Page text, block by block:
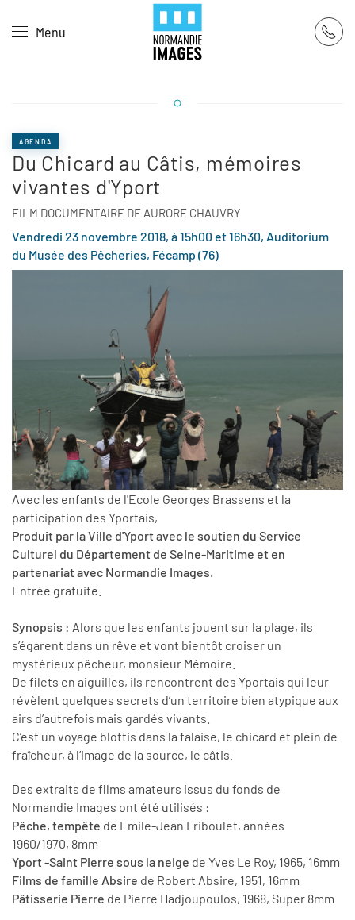
Skip to main content
Menu
AGENDA
Du Chicard au Câtis, mémoires
vivantes d'Yport
FILM DOCUMENTAIRE DE AURORE CHAUVRY
Vendredi 23 novembre 2018, à 15h00 et 16h30, Auditorium
du Musée des Pêcheries, Fécamp (76)
Avec les enfants de l'Ecole Georges Brassens et la
participation des Yportais,
Produit par la Ville d'Yport avec le soutien du Service
Culturel du Département de Seine-Maritime et en
partenariat avec Normandie Images.
Entrée gratuite.
Synopsis : Alors que les enfants jouent sur la plage, ils
s’égarent dans un rêve et vont bientôt croiser un
mystérieux pêcheur, monsieur Mémoire.
De filets en aiguilles, ils rencontrent des Yportais qui leur
révèlent quelques secrets d’un territoire bien atypique aux
airs d’autrefois mais gardés vivants.
C’est un voyage blottis dans la falaise, le chicard et plein de
fraîcheur, à l’image de la source, le câtis.
Des extraits de films amateurs issus du fonds de
Normandie Images ont été utilisés :
Pêche, tempête de Emile-Jean Friboulet, années
1960/1970, 8mm
Yport -Saint Pierre sous la neige de Yves Le Roy, 1965, 16mm
Films de famille Absire de Robert Absire, 1951, 16mm
Pâtisserie Pierre de Pierre Hadjoupoulos, 1968, Super 8mm
Panneau de gestion des cookies